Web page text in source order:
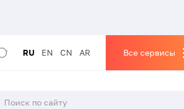
RU EN CN AR Все сервисы